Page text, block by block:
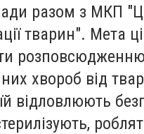
разом з МКП
тварин". Мета
розповсюдженню
хвороб від
відловлюють